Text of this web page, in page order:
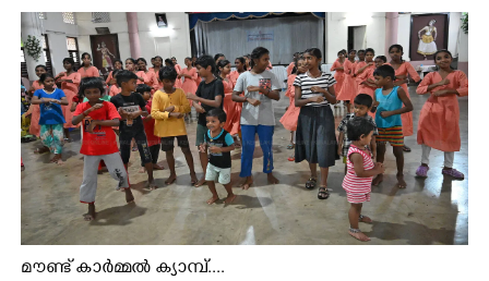
മൗണ്ട് കാർമ്മൽ ക്യാമ്പ്....
Copy Link